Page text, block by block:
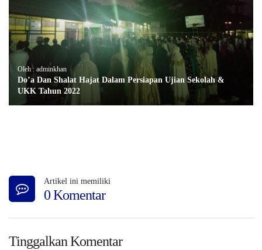
Oleh : adminkhan
Do’a Dan Shalat Hajat Dalam Persiapan Ujian Sekolah &
UKK Tahun 2022
Artikel ini memiliki
0 Komentar
Tinggalkan Komentar